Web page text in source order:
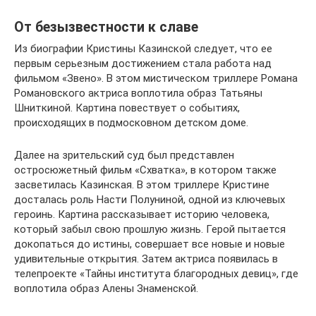
От безызвестности к славе
Из биографии Кристины Казинской следует, что ее
первым серьезным достижением стала работа над
фильмом «Звено». В этом мистическом триллере Романа
Романовского актриса воплотила образ Татьяны
Шниткиной. Картина повествует о событиях,
происходящих в подмосковном детском доме.
Далее на зрительский суд был представлен
остросюжетный фильм «Схватка», в котором также
засветилась Казинская. В этом триллере Кристине
досталась роль Насти Полуниной, одной из ключевых
героинь. Картина рассказывает историю человека,
который забыл свою прошлую жизнь. Герой пытается
докопаться до истины, совершает все новые и новые
удивительные открытия. Затем актриса появилась в
телепроекте «Тайны института благородных девиц», где
воплотила образ Алены Знаменской.